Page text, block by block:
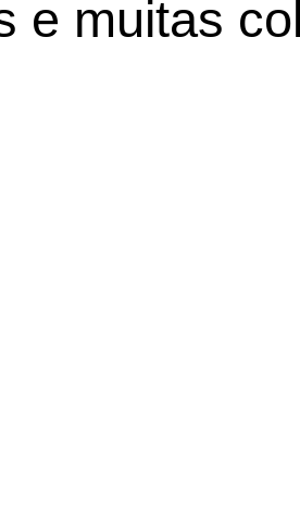
e muitas